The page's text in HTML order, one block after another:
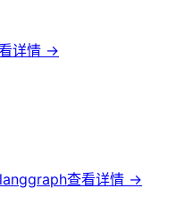
详情 →
查看详情 →